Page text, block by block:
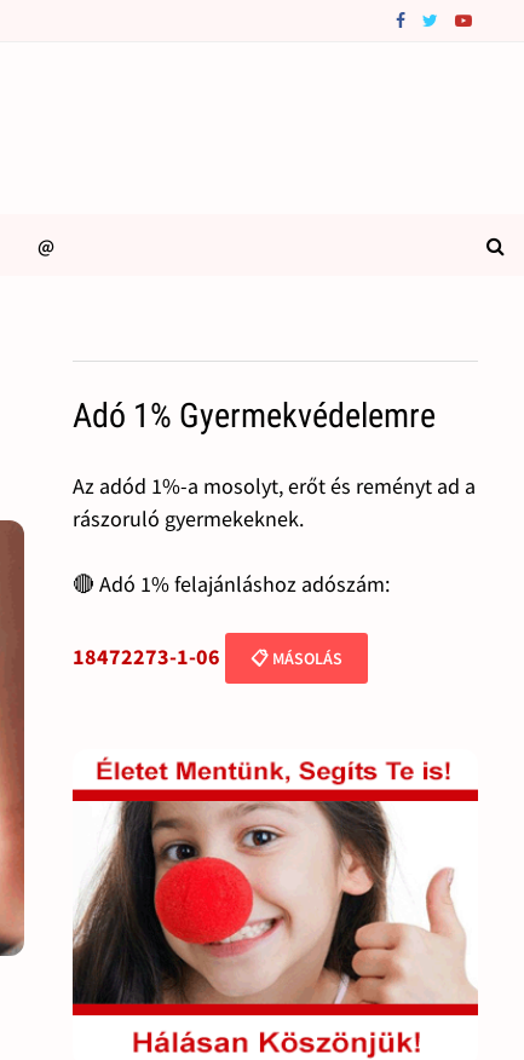
@
Adó 1% Gyermekvédelemre
Az adód 1%-a mosolyt, erőt és reményt ad a
rászoruló gyermekeknek.
🔴 Adó 1% felajánláshoz adószám:
18472273-1-06 📋 MÁSOLÁS